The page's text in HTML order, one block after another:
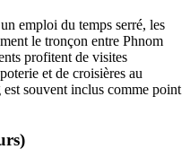
emploi du temps serré, les
le tronçon entre Phnom
profitent de visites
et de croisières au
souvent inclus comme point